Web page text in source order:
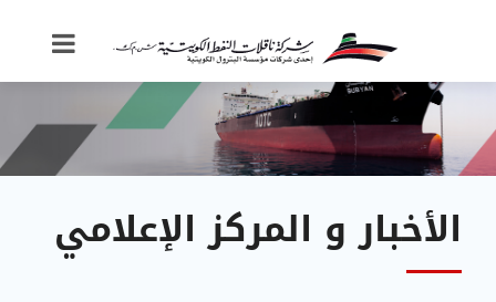
الأخبار و المركز الإعلامي